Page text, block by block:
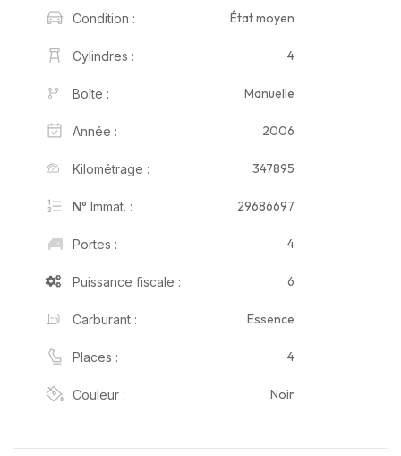
Condition : État moyen
Cylindres : 4
Boîte : Manuelle
Année : 2006
Kilométrage : 347895
N° Immat. : 29686697
Portes : 4
Puissance fiscale : 6
Carburant : Essence
Places : 4
Couleur : Noir